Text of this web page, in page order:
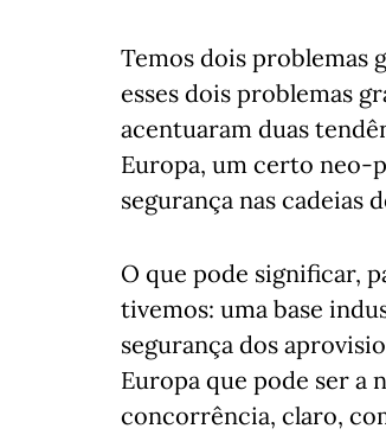
Temos dois problemas
esses dois problemas
acentuaram duas
Europa, um certo neo-
segurança nas cadeias
O que pode significar,
tivemos: uma base
segurança dos
Europa que pode ser a
concorrência, claro,